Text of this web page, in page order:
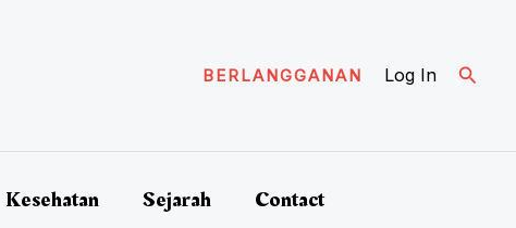
BERLANGGANAN Log In Cari
Kesehatan Sejarah Contact